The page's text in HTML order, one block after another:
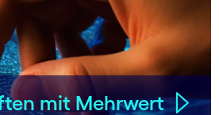
mit Mehrwert